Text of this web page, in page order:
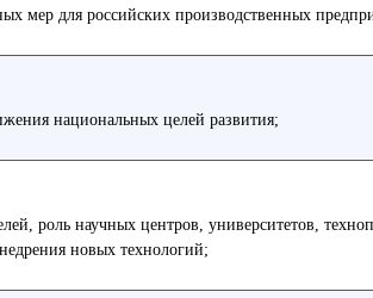
мер для российских производственных
национальных целей развития;
роль научных центров, университетов,
новых технологий;